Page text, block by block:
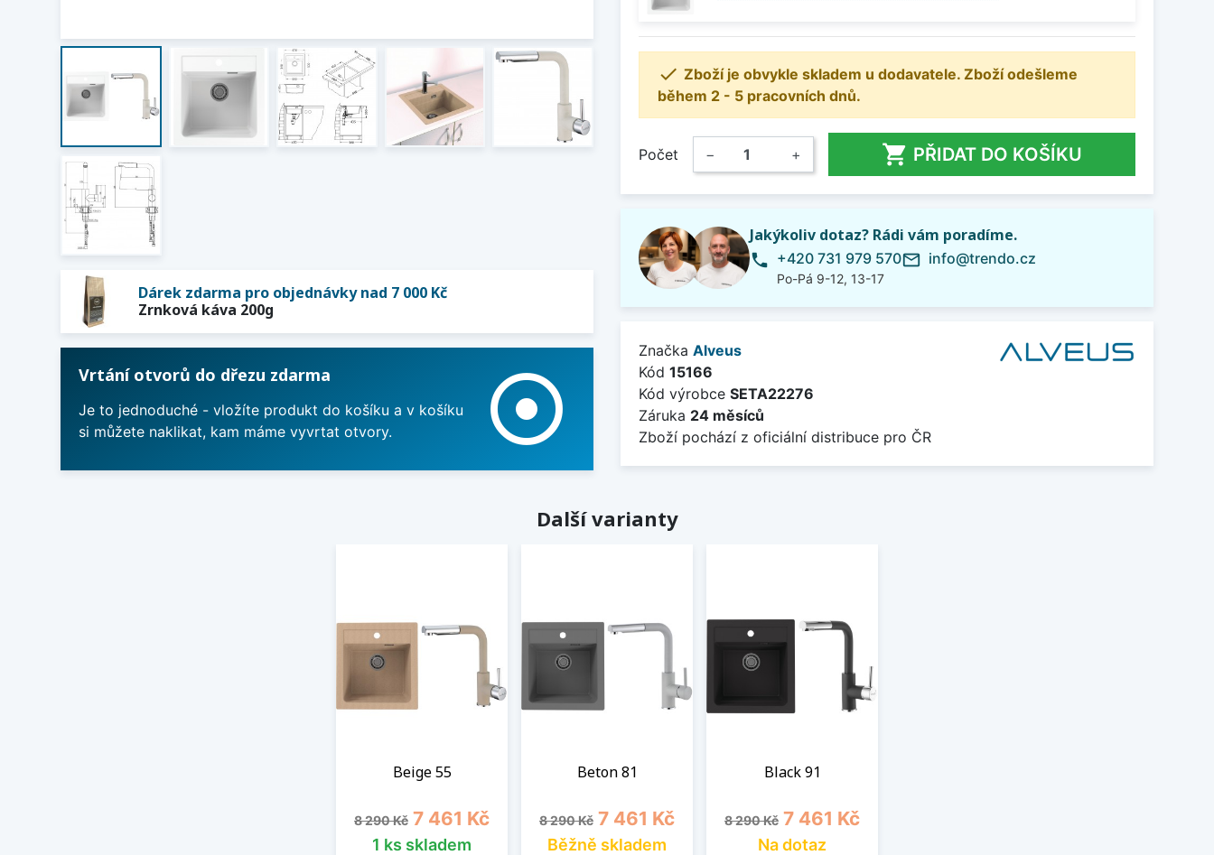
Dárek zdarma pro objednávky nad 7 000 Kč
Zrnková káva 200g
Vrtání otvorů do dřezu zdarma
Je to jednoduché - vložíte produkt do košíku a v košíku
si můžete naklikat, kam máme vyvrtat otvory.
adjust
 Zboží je obvykle skladem u dodavatele. Zboží odešleme
během 2 - 5 pracovních dnů.
Počet − +  PŘIDAT DO KOŠÍKU
Jakýkoliv dotaz? Rádi vám poradíme.
phone +420 731 979 570
Po-Pá 9-12, 13-17
mail_outline info@trendo.cz
Značka Alveus
Kód 15166
Kód výrobce SETA22276
Záruka 24 měsíců
Zboží pochází z oficiální distribuce pro ČR
Další varianty
Beige 55
Běžná cena
8 290 Kč Cena
7 461 Kč
1 ks skladem
Beton 81
Běžná cena
8 290 Kč Cena
7 461 Kč
Běžně skladem
Black 91
Běžná cena
8 290 Kč Cena
7 461 Kč
Na dotaz